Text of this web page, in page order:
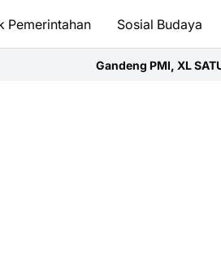
Pemerintahan Sosial Budaya
PMI, XL SATU Regional East –